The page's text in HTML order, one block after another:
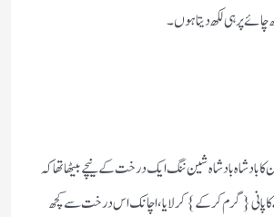
چائے پر ہی لکھ دیتا ہوں ۔
چین کا بادشاہ بادشاہ شین ننگ ایک درخت کے نیچے بیٹھا تھا کہ
کا پانی {گرم کرکے} کرلایا، اچانک اس درخت سے کچھ